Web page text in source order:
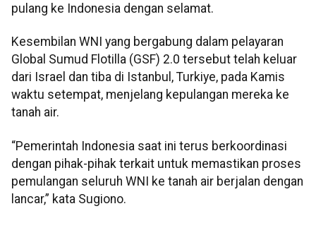
pulang ke Indonesia dengan selamat.
Kesembilan WNI yang bergabung dalam pelayaran
Global Sumud Flotilla (GSF) 2.0 tersebut telah keluar
dari Israel dan tiba di Istanbul, Turkiye, pada Kamis
waktu setempat, menjelang kepulangan mereka ke
tanah air.
“Pemerintah Indonesia saat ini terus berkoordinasi
dengan pihak-pihak terkait untuk memastikan proses
pemulangan seluruh WNI ke tanah air berjalan dengan
lancar,” kata Sugiono.